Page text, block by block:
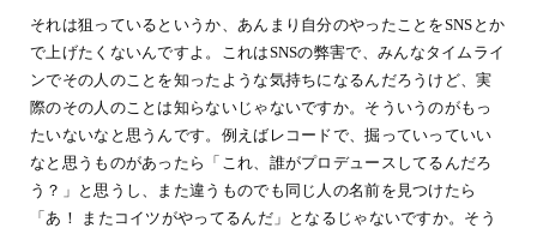
それは狙っているというか、あんまり自分のやったことをSNSとか
で上げたくないんですよ。これはSNSの弊害で、みんなタイムライ
ンでその人のことを知ったような気持ちになるんだろうけど、実
際のその人のことは知らないじゃないですか。そういうのがもっ
たいないなと思うんです。例えばレコードで、掘っていっていい
なと思うものがあったら「これ、誰がプロデュースしてるんだろ
う？」と思うし、また違うものでも同じ人の名前を見つけたら
「あ！ またコイツがやってるんだ」となるじゃないですか。そう